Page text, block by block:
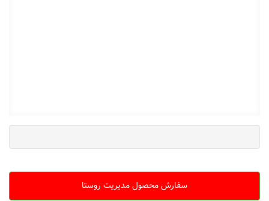
سفارش محصول مدیریت روستا